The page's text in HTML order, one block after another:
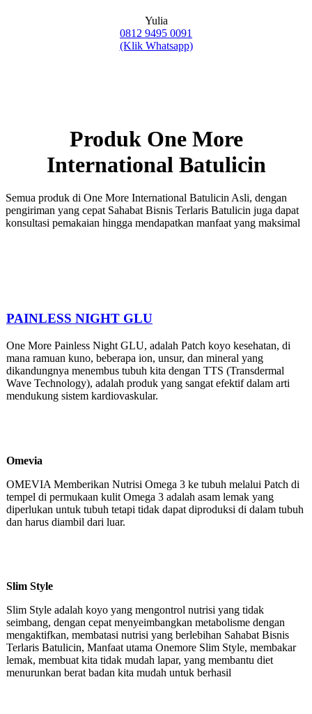
Yulia
0812 9495 0091
(Klik Whatsapp)
Produk One More
International Batulicin
Semua produk di One More International Batulicin Asli, dengan
pengiriman yang cepat Sahabat Bisnis Terlaris Batulicin juga dapat
konsultasi pemakaian hingga mendapatkan manfaat yang maksimal
PAINLESS NIGHT GLU
One More Painless Night GLU, adalah Patch koyo kesehatan, di
mana ramuan kuno, beberapa ion, unsur, dan mineral yang
dikandungnya menembus tubuh kita dengan TTS (Transdermal
Wave Technology), adalah produk yang sangat efektif dalam arti
mendukung sistem kardiovaskular.
Omevia
OMEVIA Memberikan Nutrisi Omega 3 ke tubuh melalui Patch di
tempel di permukaan kulit Omega 3 adalah asam lemak yang
diperlukan untuk tubuh tetapi tidak dapat diproduksi di dalam tubuh
dan harus diambil dari luar.
Slim Style
Slim Style adalah koyo yang mengontrol nutrisi yang tidak
seimbang, dengan cepat menyeimbangkan metabolisme dengan
mengaktifkan, membatasi nutrisi yang berlebihan Sahabat Bisnis
Terlaris Batulicin, Manfaat utama Onemore Slim Style, membakar
lemak, membuat kita tidak mudah lapar, yang membantu diet
menurunkan berat badan kita mudah untuk berhasil